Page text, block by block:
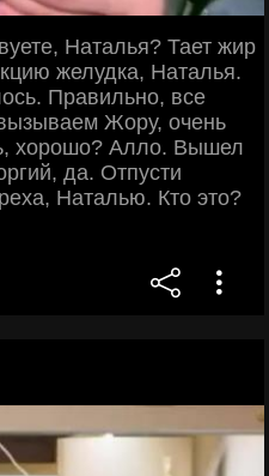
Наталья? Тает жир
желудка, Наталья.
Правильно, все
Жору, очень
хорошо? Алло. Вышел
да. Отпусти
Наталью. Кто это?